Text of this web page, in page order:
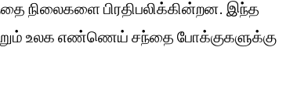
நிலைகளை பிரதிபலிக்கின்றன. இந்த
உலக எண்ணெய் சந்தை போக்குகளுக்கு